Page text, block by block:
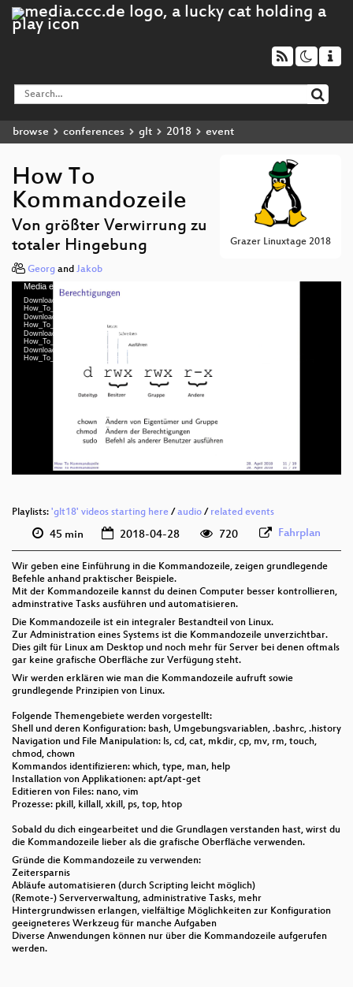
browse conferences glt 2018 event
Grazer Linuxtage 2018
How To
Kommandozeile
Von größter Verwirrung zu
totaler Hingebung
Georg and Jakob
Video
Player
Media error: Format(s) not supported or source(s) not found
Download File: https://cdn.media.ccc.de/events/glt18/h264-hd/glt18-295-deu-
How_To_Kommandozeile_hd.mp4
Download File: https://cdn.media.ccc.de/events/glt18/webm-hd/glt18-295-deu-
How_To_Kommandozeile_webm-hd.webm
Download File: https://cdn.media.ccc.de/events/glt18/h264-sd/glt18-295-deu-
How_To_Kommandozeile_sd.mp4
Download File: https://cdn.media.ccc.de/events/glt18/webm-sd/glt18-295-deu-
How_To_Kommandozeile_webm-sd.webm
Playlists: 'glt18' videos starting here /audio / related events
45 min 2018-04-28 720 Fahrplan
Wir geben eine Einführung in die Kommandozeile, zeigen grundlegende
Befehle anhand praktischer Beispiele.
Mit der Kommandozeile kannst du deinen Computer besser kontrollieren,
adminstrative Tasks ausführen und automatisieren.
Die Kommandozeile ist ein integraler Bestandteil von Linux.
Zur Administration eines Systems ist die Kommandozeile unverzichtbar.
Dies gilt für Linux am Desktop und noch mehr für Server bei denen oftmals
gar keine grafische Oberfläche zur Verfügung steht.
Wir werden erklären wie man die Kommandozeile aufruft sowie
grundlegende Prinzipien von Linux.
Folgende Themengebiete werden vorgestellt:
Shell und deren Konfiguration: bash, Umgebungsvariablen, .bashrc, .history
Navigation und File Manipulation: ls, cd, cat, mkdir, cp, mv, rm, touch,
chmod, chown
Kommandos identifizieren: which, type, man, help
Installation von Applikationen: apt/apt-get
Editieren von Files: nano, vim
Prozesse: pkill, killall, xkill, ps, top, htop
Sobald du dich eingearbeitet und die Grundlagen verstanden hast, wirst du
die Kommandozeile lieber als die grafische Oberfläche verwenden.
Gründe die Kommandozeile zu verwenden:
Zeitersparnis
Abläufe automatisieren (durch Scripting leicht möglich)
(Remote-) Serververwaltung, administrative Tasks, mehr
Hintergrundwissen erlangen, vielfältige Möglichkeiten zur Konfiguration
geeigneteres Werkzeug für manche Aufgaben
Diverse Anwendungen können nur über die Kommandozeile aufgerufen
werden.